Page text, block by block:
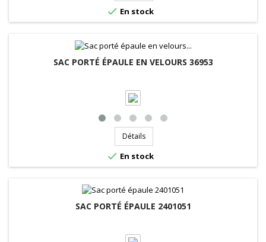
 En stock
SAC PORTÉ ÉPAULE EN VELOURS 36953
Détails
 En stock
SAC PORTÉ ÉPAULE 2401051